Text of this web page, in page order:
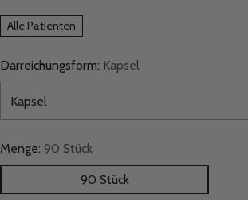
Alle Patienten
Darreichungsform: Kapsel
Menge: 90 Stück
90 Stück